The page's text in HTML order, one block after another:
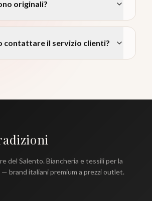
originali?
contattare il servizio clienti?
del Salento. Biancheria e tessili per la
— brand italiani premium a prezzi outlet.